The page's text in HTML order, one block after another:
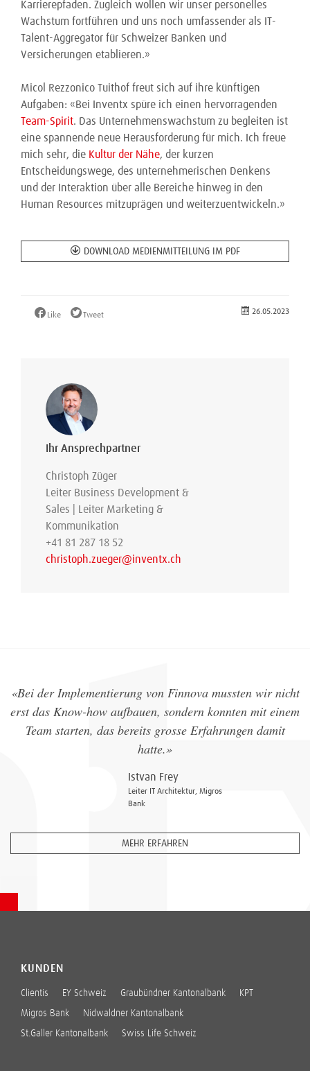
Karrierepfaden. Zugleich wollen wir unser personelles
Wachstum fortführen und uns noch umfassender als IT-
Talent-Aggregator für Schweizer Banken und
Versicherungen etablieren.»
Micol Rezzonico Tuithof freut sich auf ihre künftigen
Aufgaben: «Bei Inventx spüre ich einen hervorragenden
Team-Spirit. Das Unternehmenswachstum zu begleiten ist
eine spannende neue Herausforderung für mich. Ich freue
mich sehr, die Kultur der Nähe, der kurzen
Entscheidungswege, des unternehmerischen Denkens
und der Interaktion über alle Bereiche hinweg in den
Human Resources mitzuprägen und weiterzuentwickeln.»
DOWNLOAD MEDIENMITTEILUNG IM PDF
Like Tweet 26.05.2023
Ihr Ansprechpartner
Christoph Züger
Leiter Business Development &
Sales | Leiter Marketing &
Kommunikation
+41 81 287 18 52
christoph.zueger@inventx.ch
«Bei der Implementierung von Finnova mussten wir nicht
erst das Know-how aufbauen, sondern konnten mit einem
Team starten, das bereits grosse Erfahrungen damit
hatte.»
Istvan Frey
Leiter IT Architektur, Migros
Bank
MEHR ERFAHREN
KUNDEN
Clientis EY Schweiz Graubündner Kantonalbank KPT
Migros Bank Nidwaldner Kantonalbank
St.Galler Kantonalbank Swiss Life Schweiz